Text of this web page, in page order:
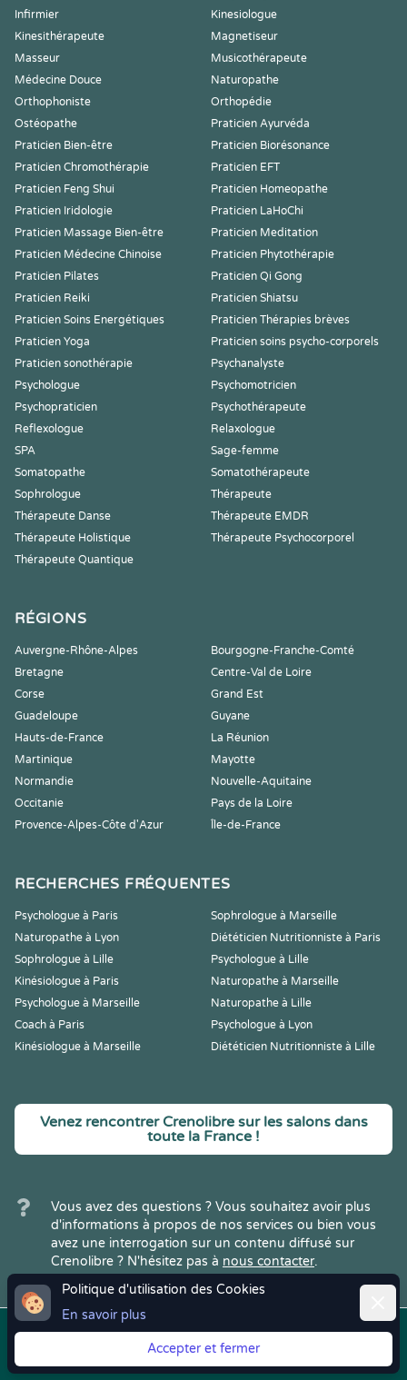
Politique d'utilisation des Cookies
En savoir plus
Accepter et fermer
Infirmier
Kinesiologue
Kinesithérapeute
Magnetiseur
Masseur
Musicothérapeute
Médecine Douce
Naturopathe
Orthophoniste
Orthopédie
Ostéopathe
Praticien Ayurvéda
Praticien Bien-être
Praticien Biorésonance
Praticien Chromothérapie
Praticien EFT
Praticien Feng Shui
Praticien Homeopathe
Praticien Iridologie
Praticien LaHoChi
Praticien Massage Bien-être
Praticien Meditation
Praticien Médecine Chinoise
Praticien Phytothérapie
Praticien Pilates
Praticien Qi Gong
Praticien Reiki
Praticien Shiatsu
Praticien Soins Energétiques
Praticien Thérapies brèves
Praticien Yoga
Praticien soins psycho-corporels
Praticien sonothérapie
Psychanalyste
Psychologue
Psychomotricien
Psychopraticien
Psychothérapeute
Reflexologue
Relaxologue
SPA
Sage-femme
Somatopathe
Somatothérapeute
Sophrologue
Thérapeute
Thérapeute Danse
Thérapeute EMDR
Thérapeute Holistique
Thérapeute Psychocorporel
Thérapeute Quantique
RÉGIONS
Auvergne-Rhône-Alpes
Bourgogne-Franche-Comté
Bretagne
Centre-Val de Loire
Corse
Grand Est
Guadeloupe
Guyane
Hauts-de-France
La Réunion
Martinique
Mayotte
Normandie
Nouvelle-Aquitaine
Occitanie
Pays de la Loire
Provence-Alpes-Côte d'Azur
Île-de-France
RECHERCHES FRÉQUENTES
Psychologue à Paris
Sophrologue à Marseille
Naturopathe à Lyon
Diététicien Nutritionniste à Paris
Sophrologue à Lille
Psychologue à Lille
Kinésiologue à Paris
Naturopathe à Marseille
Psychologue à Marseille
Naturopathe à Lille
Coach à Paris
Psychologue à Lyon
Kinésiologue à Marseille
Diététicien Nutritionniste à Lille
Venez rencontrer Crenolibre sur les salons dans
toute la France !
Vous avez des questions ? Vous souhaitez avoir plus
d'informations à propos de nos services ou bien vous
avez une interrogation sur un contenu diffusé sur
Crenolibre ? N'hésitez pas à nous contacter.
Copyright © 2022Crenolibre, tous
Mentions
Légales
| CGV | RGPD